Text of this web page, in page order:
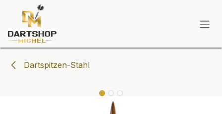
Zum Inhalt springen
Dartspitzen-Stahl